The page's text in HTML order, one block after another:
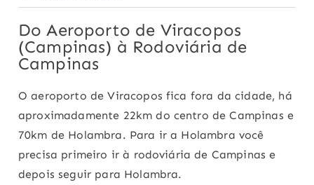
Do Aeroporto de Viracopos
(Campinas) à Rodoviária de
Campinas
O aeroporto de Viracopos fica fora da cidade, há
aproximadamente 22km do centro de Campinas e
70km de Holambra. Para ir a Holambra você
precisa primeiro ir à rodoviária de Campinas e
depois seguir para Holambra.